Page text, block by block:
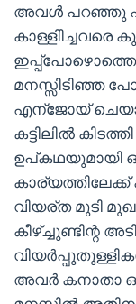
അവൾ പറഞ്ഞു
കാള്ളിിച്ചവരെ
മനസ്സിടിഞ്ഞ
എന്ജോയ്
കട്ടിലിൽ
ഉപ്കഥയുമായി
വിയര്ത മുടി
കീഴ്ച്ചുണ്ടിന്റ
അവർ കനാതാ